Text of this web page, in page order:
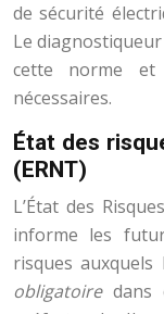
de sécurité
Le
cette norme et
nécessaires.
État des
(ERNT)
L’État des
informe les
risques
obligatoiredans